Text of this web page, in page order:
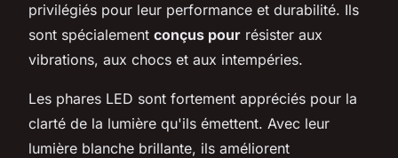
privilégiés pour leur performance et durabilité. Ils
sont spécialement conçus pour résister aux
vibrations, aux chocs et aux intempéries.
Les phares LED sont fortement appréciés pour la
clarté de la lumière qu'ils émettent. Avec leur
lumière blanche brillante, ils améliorent